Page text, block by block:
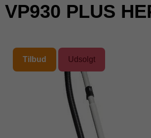
VP930 PLUS
Tilbud Udsolgt